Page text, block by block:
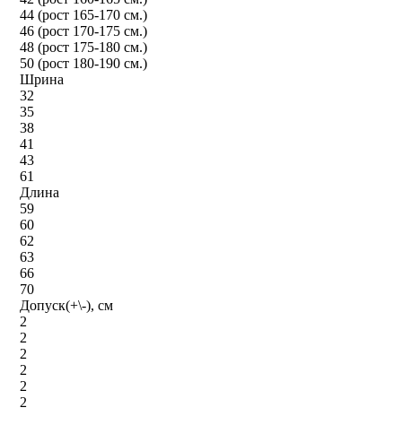
44 (рост 165-170 см.)
46 (рост 170-175 см.)
48 (рост 175-180 см.)
50 (рост 180-190 см.)
Шрина
32
35
38
41
43
61
Длина
59
60
62
63
66
70
Допуск(+\-), см
2
2
2
2
2
2